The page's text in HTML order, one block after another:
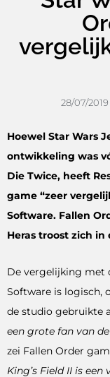
28/07/2019
Hoewel Star Wars
ontwikkeling was
Die Twice, heeft
game “zeer
Software. Fallen
Heras troost zich
De vergelijking met
Software is logisch,
de studio gebruikte
een grote fan van
zei Fallen Order
King’s Field II is